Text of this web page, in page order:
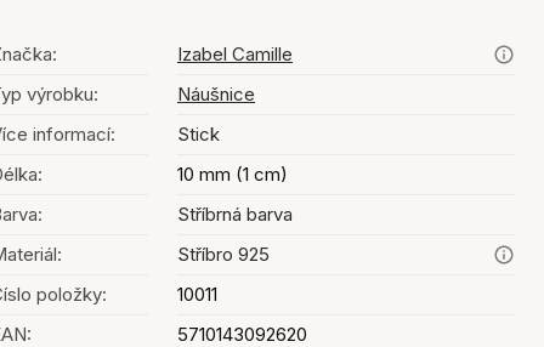
Izabel Camille
výrobku:
Náušnice
informací:
Stick
10 mm (1 cm)
Stříbrná barva
Stříbro 925
položky:
10011
5710143092620